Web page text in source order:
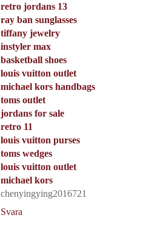
retro jordans 13
ray ban sunglasses
tiffany jewelry
instyler max
basketball shoes
louis vuitton outlet
michael kors handbags
toms outlet
jordans for sale
retro 11
louis vuitton purses
toms wedges
louis vuitton outlet
michael kors
chenyingying2016721
Svara